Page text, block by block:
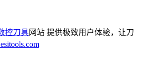
控刀具网站 提供极致用户体验，让刀